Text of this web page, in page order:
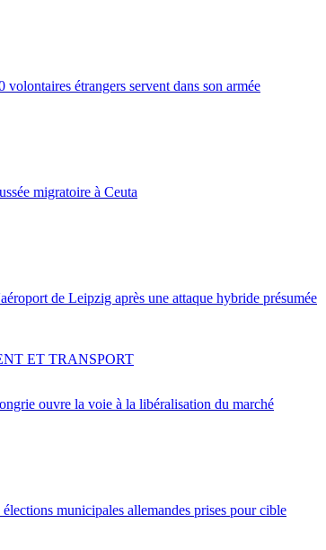
étrangers servent dans son armée
migratoire à Ceuta
de Leipzig après une attaque hybride présumée
ouvre la voie à la libéralisation du marché
ET TRANSPORT
municipales allemandes prises pour cible